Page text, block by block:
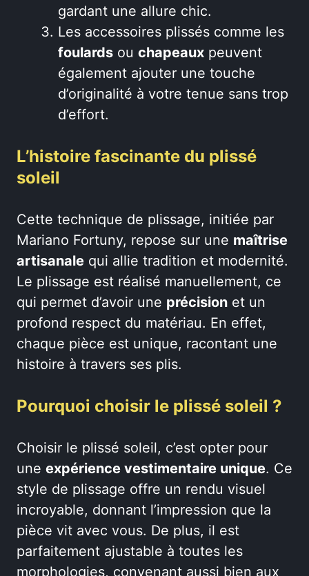
gardant une allure chic.
Les accessoires plissés comme les
foulards ou chapeaux peuvent
également ajouter une touche
d’originalité à votre tenue sans trop
d’effort.
L’histoire fascinante du plissé
soleil
Cette technique de plissage, initiée par
Mariano Fortuny, repose sur une maîtrise
artisanale qui allie tradition et modernité.
Le plissage est réalisé manuellement, ce
qui permet d’avoir une précision et un
profond respect du matériau. En effet,
chaque pièce est unique, racontant une
histoire à travers ses plis.
Pourquoi choisir le plissé soleil ?
Choisir le plissé soleil, c’est opter pour
une expérience vestimentaire unique. Ce
style de plissage offre un rendu visuel
incroyable, donnant l’impression que la
pièce vit avec vous. De plus, il est
parfaitement ajustable à toutes les
morphologies, convenant aussi bien aux